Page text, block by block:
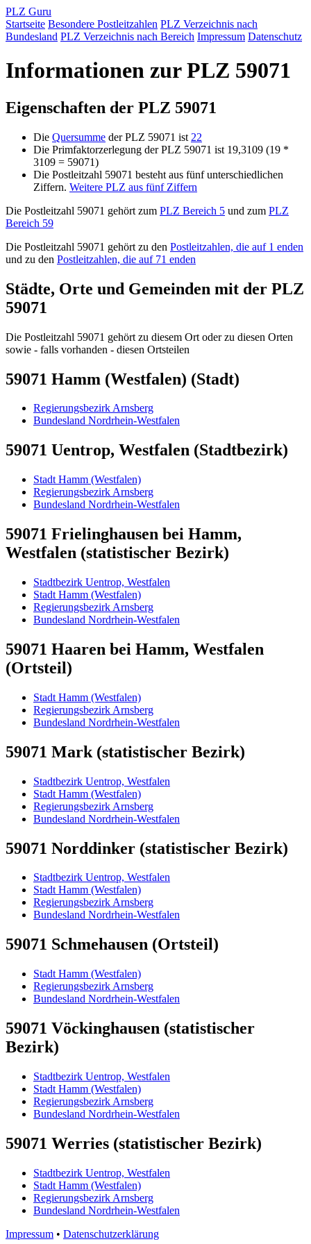
PLZ Guru
Startseite Besondere Postleitzahlen PLZ Verzeichnis nach
Bundesland PLZ Verzeichnis nach Bereich Impressum Datenschutz
Informationen zur PLZ 59071
Eigenschaften der PLZ 59071
Die Quersumme der PLZ 59071 ist 22
Die Primfaktorzerlegung der PLZ 59071 ist 19,3109 (19 *
3109 = 59071)
Die Postleitzahl 59071 besteht aus fünf unterschiedlichen
Ziffern. Weitere PLZ aus fünf Ziffern
Die Postleitzahl 59071 gehört zum PLZ Bereich 5 und zum PLZ
Bereich 59
Die Postleitzahl 59071 gehört zu den Postleitzahlen, die auf 1 enden
und zu den Postleitzahlen, die auf 71 enden
Städte, Orte und Gemeinden mit der PLZ
59071
Die Postleitzahl 59071 gehört zu diesem Ort oder zu diesen Orten
sowie - falls vorhanden - diesen Ortsteilen
59071 Hamm (Westfalen) (Stadt)
Regierungsbezirk Arnsberg
Bundesland Nordrhein-Westfalen
59071 Uentrop, Westfalen (Stadtbezirk)
Stadt Hamm (Westfalen)
Regierungsbezirk Arnsberg
Bundesland Nordrhein-Westfalen
59071 Frielinghausen bei Hamm,
Westfalen (statistischer Bezirk)
Stadtbezirk Uentrop, Westfalen
Stadt Hamm (Westfalen)
Regierungsbezirk Arnsberg
Bundesland Nordrhein-Westfalen
59071 Haaren bei Hamm, Westfalen
(Ortsteil)
Stadt Hamm (Westfalen)
Regierungsbezirk Arnsberg
Bundesland Nordrhein-Westfalen
59071 Mark (statistischer Bezirk)
Stadtbezirk Uentrop, Westfalen
Stadt Hamm (Westfalen)
Regierungsbezirk Arnsberg
Bundesland Nordrhein-Westfalen
59071 Norddinker (statistischer Bezirk)
Stadtbezirk Uentrop, Westfalen
Stadt Hamm (Westfalen)
Regierungsbezirk Arnsberg
Bundesland Nordrhein-Westfalen
59071 Schmehausen (Ortsteil)
Stadt Hamm (Westfalen)
Regierungsbezirk Arnsberg
Bundesland Nordrhein-Westfalen
59071 Vöckinghausen (statistischer
Bezirk)
Stadtbezirk Uentrop, Westfalen
Stadt Hamm (Westfalen)
Regierungsbezirk Arnsberg
Bundesland Nordrhein-Westfalen
59071 Werries (statistischer Bezirk)
Stadtbezirk Uentrop, Westfalen
Stadt Hamm (Westfalen)
Regierungsbezirk Arnsberg
Bundesland Nordrhein-Westfalen
Impressum • Datenschutzerklärung